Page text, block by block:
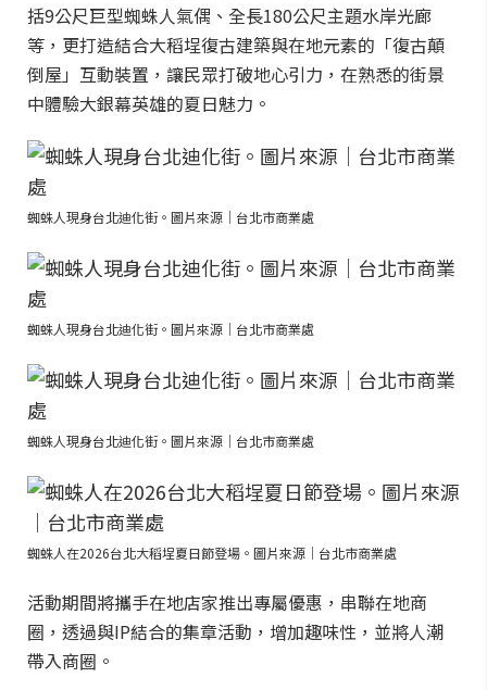
括9公尺巨型蜘蛛人氣偶、全長180公尺主題水岸光廊
等，更打造結合大稻埕復古建築與在地元素的「復古顛
倒屋」互動裝置，讓民眾打破地心引力，在熟悉的街景
中體驗大銀幕英雄的夏日魅力。
蜘蛛人現身台北迪化街。圖片來源｜台北市商業處
蜘蛛人現身台北迪化街。圖片來源｜台北市商業處
蜘蛛人現身台北迪化街。圖片來源｜台北市商業處
蜘蛛人在2026台北大稻埕夏日節登場。圖片來源｜台北市商業處
活動期間將攜手在地店家推出專屬優惠，串聯在地商
圈，透過與IP結合的集章活動，增加趣味性，並將人潮
帶入商圈。